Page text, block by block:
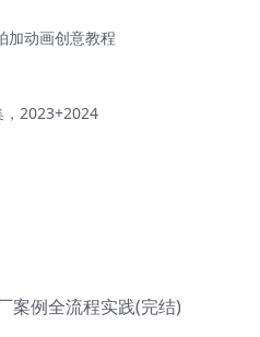
加动画创意教程
2023+2024
案例全流程实践(完结)